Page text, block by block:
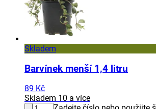
Skladem
Barvínek menší 1,4 litru
89 Kč
Skladem 10 a více